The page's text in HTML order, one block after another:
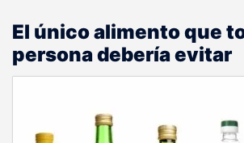
El único alimento que
persona debería evitar